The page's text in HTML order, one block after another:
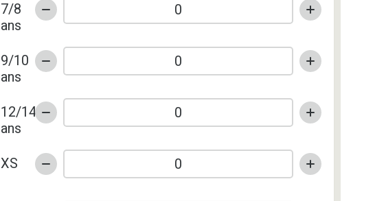
7/8
ans
9/10
ans
12/14
ans
XS